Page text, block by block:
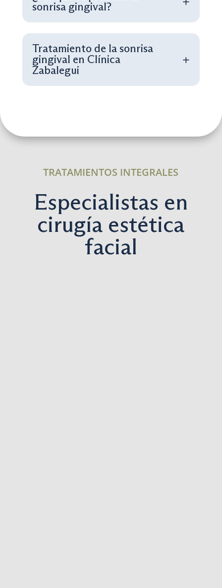
sonrisa gingival?
Tratamiento de la sonrisa
gingival en Clínica
Zabalegui
TRATAMIENTOS INTEGRALES
Especialistas en
cirugía estética
facial